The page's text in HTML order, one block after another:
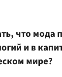
что мода
и в
мире?